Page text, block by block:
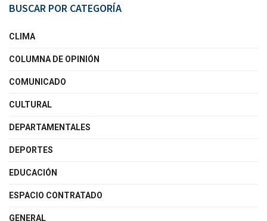
BUSCAR POR CATEGORÍA
CLIMA
COLUMNA DE OPINIÓN
COMUNICADO
CULTURAL
DEPARTAMENTALES
DEPORTES
EDUCACIÓN
ESPACIO CONTRATADO
GENERAL